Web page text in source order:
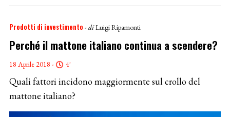
Prodotti di investimento - diLuigi Ripamonti
Perché il mattone italiano continua a scendere?
18 Aprile 2018 - 4'
Quali fattori incidono maggiormente sul crollo del
mattone italiano?